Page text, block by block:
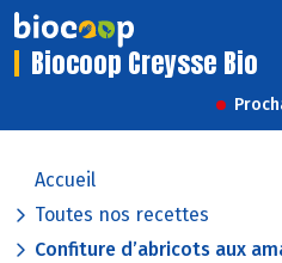
Biocoop Creysse Bio
Accueil
Toutes nos recettes
Confiture d’abricots aux